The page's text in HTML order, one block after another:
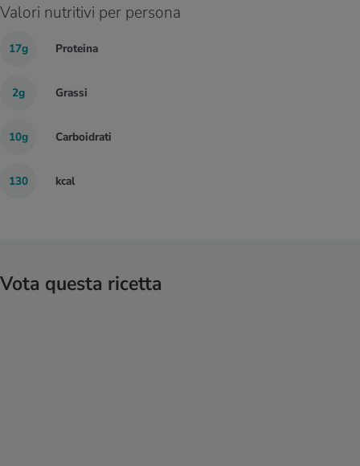
Valori nutritivi per persona
17g Proteina
2g Grassi
10g Carboidrati
130 kcal
Vota questa ricetta